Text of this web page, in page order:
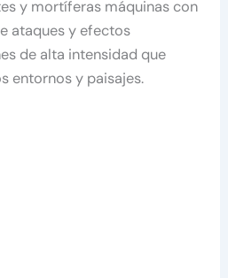
y mortíferas máquinas con
ataques y efectos
de alta intensidad que
entornos y paisajes.